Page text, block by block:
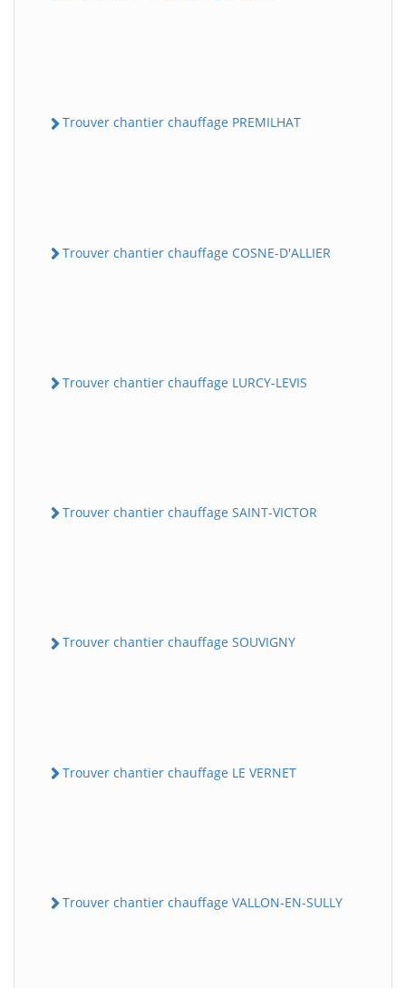
Trouver chantier chauffage PREMILHAT
Trouver chantier chauffage COSNE-D'ALLIER
Trouver chantier chauffage LURCY-LEVIS
Trouver chantier chauffage SAINT-VICTOR
Trouver chantier chauffage SOUVIGNY
Trouver chantier chauffage LE VERNET
Trouver chantier chauffage VALLON-EN-SULLY